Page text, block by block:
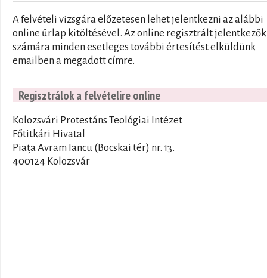
A felvételi vizsgára előzetesen lehet jelentkezni az alábbi
online űrlap kitöltésével. Az online regisztrált jelentkezők
számára minden esetleges további értesítést elküldünk
emailben a megadott címre.
Regisztrálok a felvételire online
Kolozsvári Protestáns Teológiai Intézet
Főtitkári Hivatal
Piața Avram Iancu (Bocskai tér) nr. 13.
400124 Kolozsvár